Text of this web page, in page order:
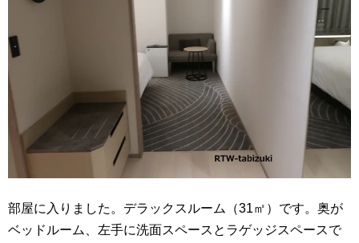
部屋に入りました。デラックスルーム（31㎡）です。奥が
ベッドルーム、左手に洗面スペースとラゲッジスペースで